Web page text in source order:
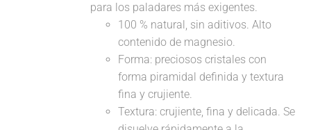
para los paladares más exigentes.
100 % natural, sin aditivos. Alto
contenido de magnesio.
Forma: preciosos cristales con
forma piramidal definida y textura
fina y crujiente.
Textura: crujiente, fina y delicada. Se